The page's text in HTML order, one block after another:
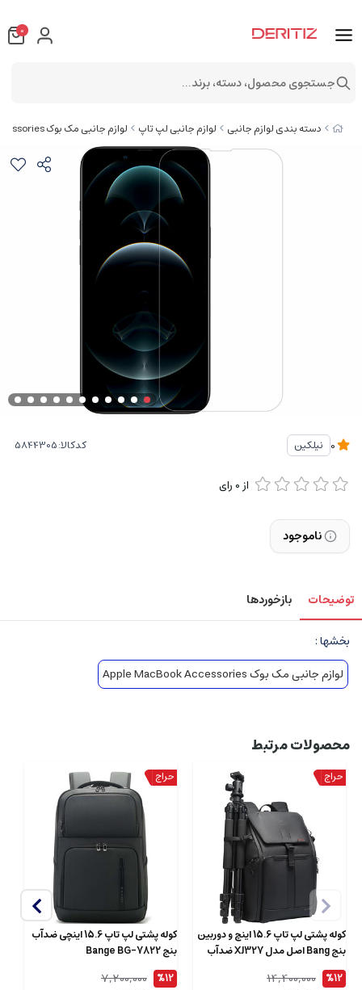
دسته بندی لوازم جانبی لوازم جانبی لپ تاپ لوازم جانبی مک بوک Apple MacBook Accessories
نیلکین کدکالا:
از0 رای
ناموجود
توضیحات بازخوردها
بخشها :
لوازم جانبی مک بوک Apple MacBook Accessories
محصولات مرتبط
کوله‌ پشتی لپ‌ تاپ 15.6 اینچ و دوربین
بنج Bang اصل مدل XJ327 ضدآب
%12
14,400,000
کوله پشتی لپ تاپ 15.6 اینچی ضدآب
بنج Bange BG-7822
%12
7,200,000
0
جستجوی محصول، دسته، برند...